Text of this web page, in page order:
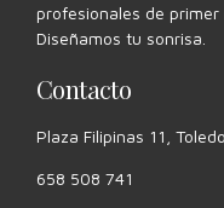
profesionales de
Diseñamos tu sonrisa.
Contacto
Plaza Filipinas 11, Toledo
658 508 741